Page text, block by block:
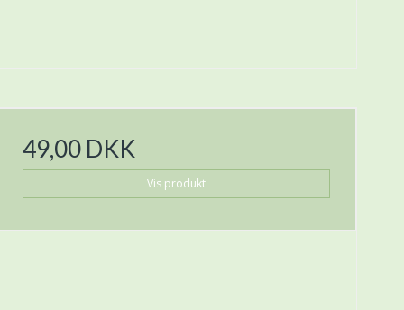
49,00 DKK
Vis produkt